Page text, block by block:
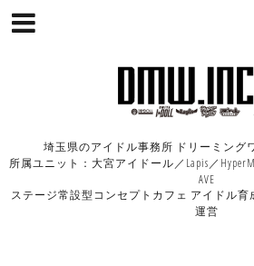
埼玉県のアイドル事務所 ドリーミング
所属ユニット：大宮アイドール／Lapis／
AVE
ステージ常設型コンセプトカフェ アイドル
運営